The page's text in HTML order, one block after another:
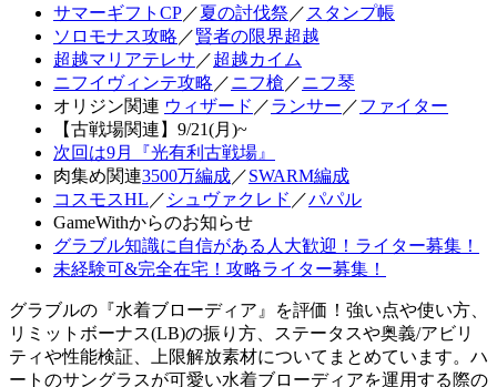
サマーギフトCP／夏の討伐祭 ／ スタンプ帳
ソロモナス攻略 ／賢者の限界超越
超越マリアテレサ ／超越カイム
ニフイヴィンテ攻略 ／ニフ槍 ／ニフ琴
オリジン関連 ウィザード ／ランサー ／ファイター
【古戦場関連】9/21(月)~
次回は9月『光有利古戦場』
肉集め関連3500万編成／SWARM編成
コスモスHL ／ シュヴァクレド ／パパル
GameWithからのお知らせ
グラブル知識に自信がある人大歓迎！ライター募集！
未経験可&完全在宅！攻略ライター募集！
グラブルの『水着ブローディア』を評価！強い点や使い方、
リミットボーナス(LB)の振り方、ステータスや奥義/アビリ
ティや性能検証、上限解放素材についてまとめています。ハ
ートのサングラスが可愛い水着ブローディアを運用する際の